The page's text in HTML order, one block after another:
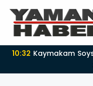
10:32